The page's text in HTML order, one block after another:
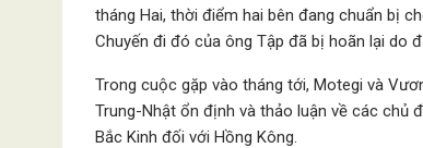
tháng Hai, thời điểm hai bên đang chuẩn bị
Chuyến đi đó của ông Tập đã bị hoãn lại do
Trong cuộc gặp vào tháng tới, Motegi và
Trung-Nhật ổn định và thảo luận về các chủ
Bắc Kinh đối với Hồng Kông.